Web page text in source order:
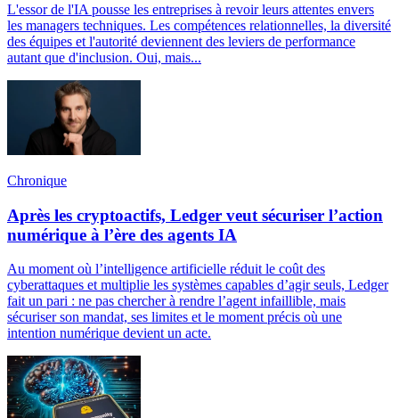
L'essor de l'IA pousse les entreprises à revoir leurs attentes envers
les managers techniques. Les compétences relationnelles, la diversité
des équipes et l'autorité deviennent des leviers de performance
autant que d'inclusion. Oui, mais...
Chronique
Après les cryptoactifs, Ledger veut sécuriser l’action
numérique à l’ère des agents IA
Au moment où l’intelligence artificielle réduit le coût des
cyberattaques et multiplie les systèmes capables d’agir seuls, Ledger
fait un pari : ne pas chercher à rendre l’agent infaillible, mais
sécuriser son mandat, ses limites et le moment précis où une
intention numérique devient un acte.